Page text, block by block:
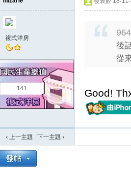
複式洋房
141
後
從
Good!
‹ 上一主題 下一主題 ›